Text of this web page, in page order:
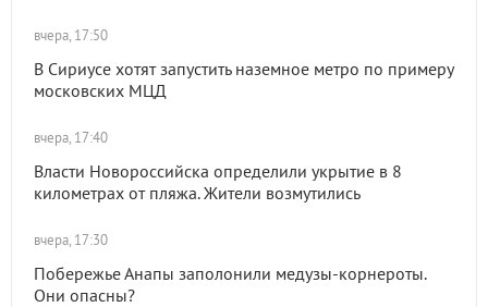
вчера, 17:50
В Сириусе хотят запустить наземное метро по примеру
московских МЦД
вчера, 17:40
Власти Новороссийска определили укрытие в 8
километрах от пляжа. Жители возмутились
вчера, 17:30
Побережье Анапы заполонили медузы-корнероты.
Они опасны?